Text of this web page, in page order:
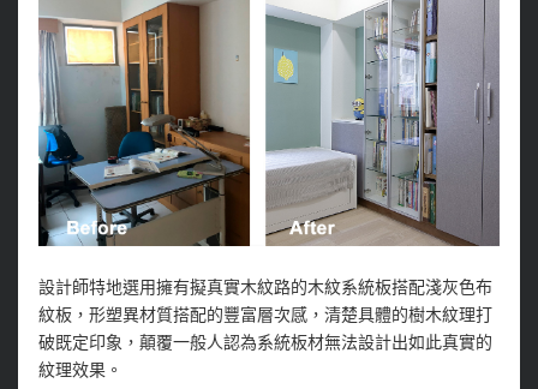
設計師特地選用擁有擬真實木紋路的木紋系統板搭配淺灰色布
紋板，形塑異材質搭配的豐富層次感，清楚具體的樹木紋理打
破既定印象，顛覆一般人認為系統板材無法設計出如此真實的
紋理效果。